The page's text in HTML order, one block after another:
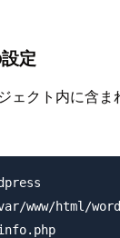
定
ェクト内に含ま
www/html/